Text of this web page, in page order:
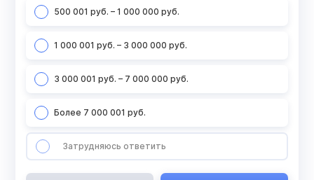
500 001 руб. – 1 000 000 руб.
1 000 001 руб. – 3 000 000 руб.
3 000 001 руб. – 7 000 000 руб.
Более 7 000 001 руб.
Затрудняюсь ответить